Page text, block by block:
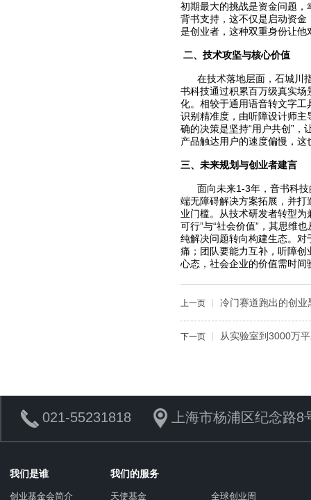
初期最大的挑战是资金问题
背书支持，这不仅是启动资
是创业者，这种双重身份让
二、 技术攻坚与核心价值
在技术落地层面，石城川指
书科技通过积累百万级真实
化。相较于通用语音转文字
识别精准度，由听障设计师
确的决策是坚持“用户共创”
产品触达用户的速度偏慢，这
三、 未来规划与创业者建言
面向未来1-3年，音书科技
端无障碍解决方案拓展，并打
业门槛。从技术研发者转型为
可行”与“社会价值”，其思维
纯解决问题转向构建生态。
痛；团队要能力互补，听障
心态，社会企业的价值需时间
上一页 冷门赛道跑出的创
下一页 从实验室到3000万
021-55231818 上海市杨浦区纪念路
我们是谁
创业基金会简介
我们的服务
天使基金
全球创业周